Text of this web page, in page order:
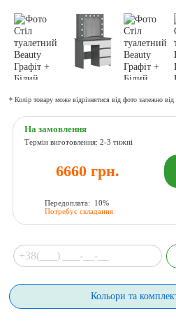
* Колір товару може відрізнятися від фото залежно від
На замовлення
Термін виготовлення: 2-3 тижні
6660 грн.
Передоплата: 10%
Потребує складання
Кольори та